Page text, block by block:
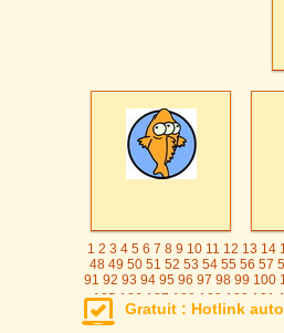
1 2 3 4 5 6 7 8 9 10 11 12 13 14
48 49 50 51 52 53 54 55 56 57
91 92 93 94 95 96 97 98 99 100
125 126 127 128 129 130 131
155 156 157 158 159
Gratuit : Hotlink